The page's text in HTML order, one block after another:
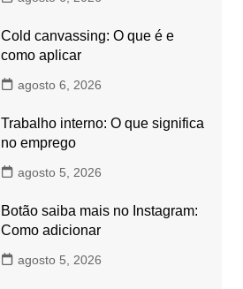
Cold canvassing: O que é e
como aplicar
agosto 6, 2026
Trabalho interno: O que significa
no emprego
agosto 5, 2026
Botão saiba mais no Instagram:
Como adicionar
agosto 5, 2026